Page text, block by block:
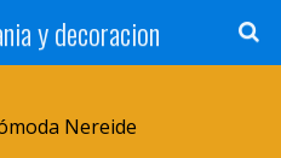
y decoracion
Nereide